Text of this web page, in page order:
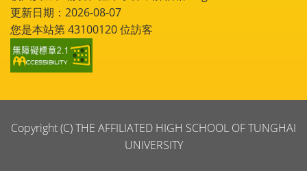
更新日期：2026-08-07
您是本站第43100120位訪客
Copyright (C) THE AFFILIATED HIGH SCHOOL OF TUNGHAI
UNIVERSITY